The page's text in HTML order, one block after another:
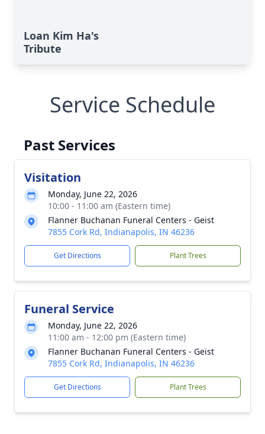
Loan Kim Ha's
Tribute
Service Schedule
Past Services
Visitation
Monday, June 22, 2026
10:00 - 11:00 am (Eastern time)
Flanner Buchanan Funeral Centers - Geist
7855 Cork Rd, Indianapolis, IN 46236
Get Directions Plant Trees
Funeral Service
Monday, June 22, 2026
11:00 am - 12:00 pm (Eastern time)
Flanner Buchanan Funeral Centers - Geist
7855 Cork Rd, Indianapolis, IN 46236
Get Directions Plant Trees